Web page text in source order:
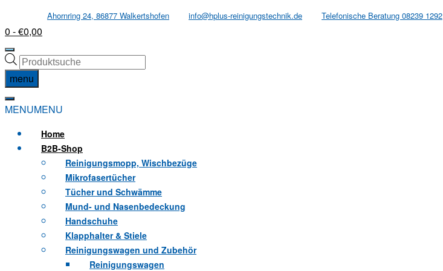
to
content
Ahornring 24, 86877 Walkertshofen info@hplus-reinigungstechnik.de Telefonische Beratung 08239 1292
0 - €0,00
Products
search
menu
MENUMENU
Home
B2B-Shop
Reinigungsmopp, Wischbezüge
Mikrofasertücher
Tücher und Schwämme
Mund- und Nasenbedeckung
Handschuhe
Klapphalter & Stiele
Reinigungswagen und Zubehör
Reinigungswagen